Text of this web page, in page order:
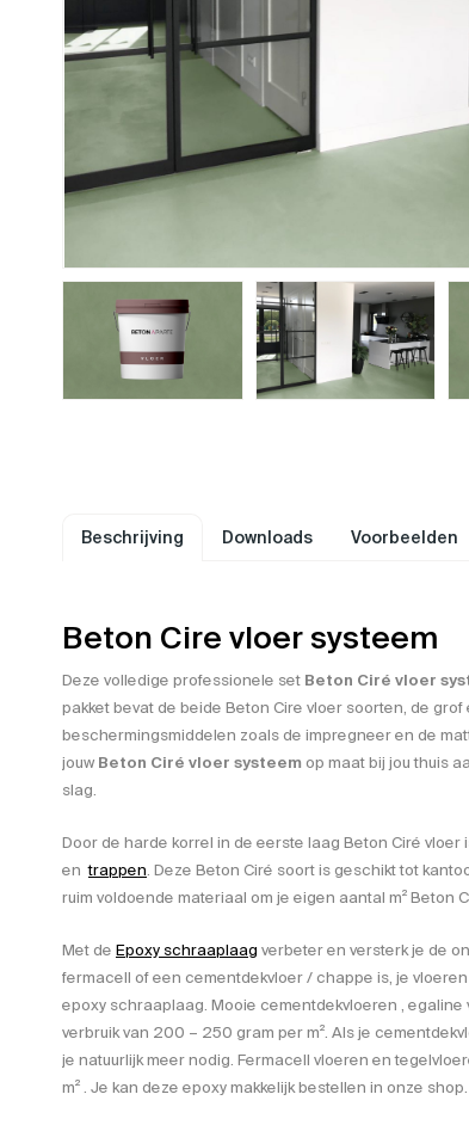
Beschrijving Downloads Voorbeelden
Beton Cire vloer systeem
Deze volledige professionele set Beton Ciré vloer
pakket bevat de beide Beton Cire vloer soorten, de grof
beschermingsmiddelen zoals de impregneer en de
jouw Beton Ciré vloer systeem op maat bij jou thuis
slag.
Door de harde korrel in de eerste laag Beton Ciré vloer
entrappen. Deze Beton Ciré soort is geschikt tot
ruim voldoende materiaal om je eigen aantal m² Beton
Met de Epoxy schraaplaag verbeter en versterk je de
fermacell of een cementdekvloer / chappe is, je
epoxy schraaplaag. Mooie cementdekvloeren ,
verbruik van 200 – 250 gram per m². Als je
je natuurlijk meer nodig. Fermacell vloeren en
m² . Je kan deze epoxy makkelijk bestellen in onze shop.